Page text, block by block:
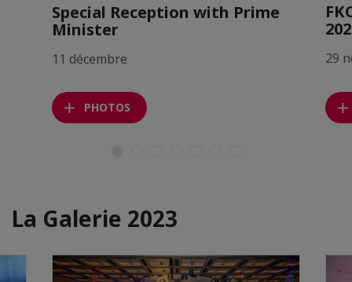
Special Reception with Prime
Minister
11 décembre
PHOTOS
29
La Galerie 2023